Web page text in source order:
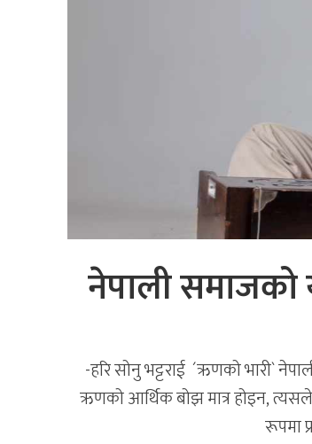
नेपाली समाजको
-हरि सोनु भट्टराई ´ऋणको भारी`
ऋणको आर्थिक बोझ मात्र होइन, त्यसले
रूपमा